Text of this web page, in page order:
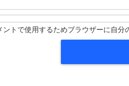
ントで使用するためブラウザーに自